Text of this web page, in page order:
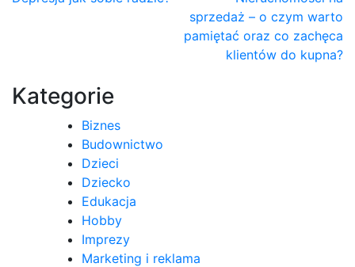
sprzedaż – o czym warto
pamiętać oraz co zachęca
klientów do kupna?
Kategorie
Biznes
Budownictwo
Dzieci
Dziecko
Edukacja
Hobby
Imprezy
Marketing i reklama